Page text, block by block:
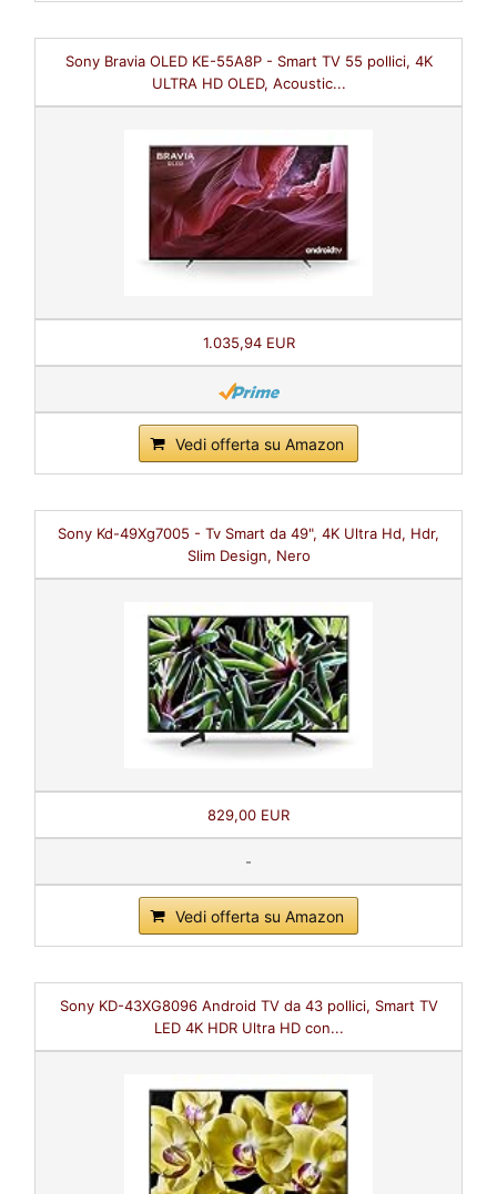
Sony Bravia OLED KE-55A8P - Smart TV 55 pollici, 4K
ULTRA HD OLED, Acoustic...
1.035,94 EUR
Vedi offerta su Amazon
Sony Kd-49Xg7005 - Tv Smart da 49", 4K Ultra Hd, Hdr,
Slim Design, Nero
829,00 EUR
-
Vedi offerta su Amazon
Sony KD-43XG8096 Android TV da 43 pollici, Smart TV
LED 4K HDR Ultra HD con...